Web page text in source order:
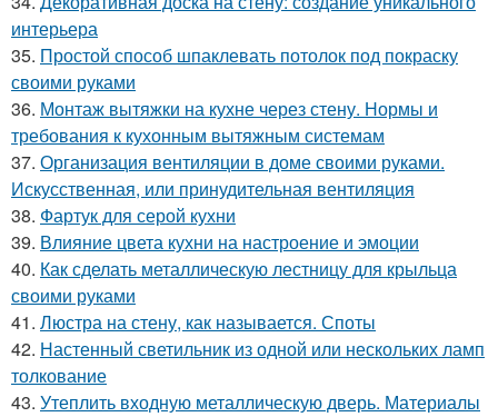
интерьера
35. Простой способ шпаклевать потолок под покраску
своими руками
36. Монтаж вытяжки на кухне через стену. Нормы и
требования к кухонным вытяжным системам
37. Организация вентиляции в доме своими руками.
Искусственная, или принудительная вентиляция
38. Фартук для серой кухни
39. Влияние цвета кухни на настроение и эмоции
40. Как сделать металлическую лестницу для крыльца
своими руками
41. Люстра на стену, как называется. Споты
42. Настенный светильник из одной или нескольких ламп
толкование
43. Утеплить входную металлическую дверь. Материалы